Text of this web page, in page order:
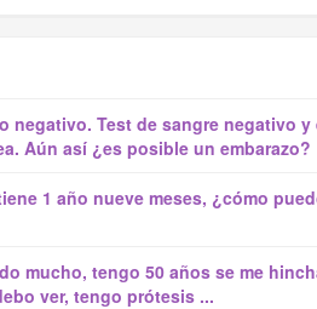
negativo. Test de sangre negativo
Aún así ¿es posible un embarazo?
1 año nueve meses, ¿cómo
mucho, tengo 50 años se me
ver, tengo prótesis ...